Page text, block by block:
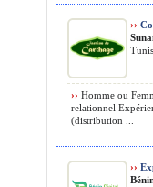
››
›› Homme ou
relationnel
(distribution ...
››